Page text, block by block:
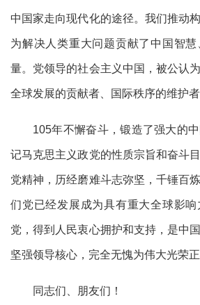
中国家走向现代化的途径。我们推动
为解决人类重大问题贡献了中国智
量。党领导的社会主义中国，被公认
全球发展的贡献者、国际秩序的维护者
105年不懈奋斗，锻造了强大的
记马克思主义政党的性质宗旨和奋斗
党精神，历经磨难斗志弥坚，千锤百
们党已经发展成为具有重大全球影
党，得到人民衷心拥护和支持，是中
坚强领导核心，完全无愧为伟大光荣正
同志们、朋友们！